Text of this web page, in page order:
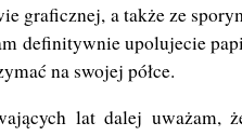
graficznej, a także ze
definitywnie upolujecie
na swojej półce.
lat dalej uważam,